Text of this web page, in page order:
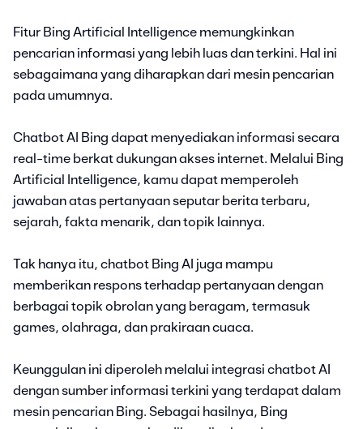
Fitur Bing Artificial Intelligence memungkinkan
pencarian informasi yang lebih luas dan terkini. Hal ini
sebagaimana yang diharapkan dari mesin pencarian
pada umumnya.
Chatbot AI Bing dapat menyediakan informasi secara
real-time berkat dukungan akses internet. Melalui Bing
Artificial Intelligence, kamu dapat memperoleh
jawaban atas pertanyaan seputar berita terbaru,
sejarah, fakta menarik, dan topik lainnya.
Tak hanya itu, chatbot Bing AI juga mampu
memberikan respons terhadap pertanyaan dengan
berbagai topik obrolan yang beragam, termasuk
games, olahraga, dan prakiraan cuaca.
Keunggulan ini diperoleh melalui integrasi chatbot AI
dengan sumber informasi terkini yang terdapat dalam
mesin pencarian Bing. Sebagai hasilnya, Bing